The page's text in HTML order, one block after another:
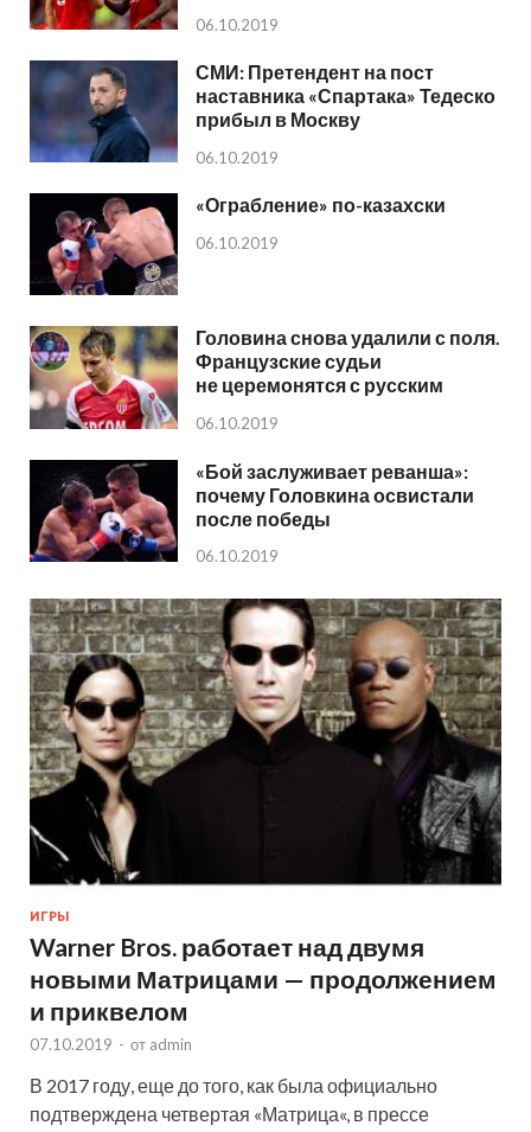
06.10.2019
СМИ: Претендент на пост
наставника «Спартака» Тедеско
прибыл в Москву
06.10.2019
«Ограбление» по-казахски
06.10.2019
Головина снова удалили с поля.
Французские судьи
не церемонятся с русским
06.10.2019
«Бой заслуживает реванша»:
почему Головкина освистали
после победы
06.10.2019
ИГРЫ
Warner Bros. работает над двумя
новыми Матрицами — продолжением
и приквелом
07.10.2019 - от admin
В 2017 году, еще до того, как была официально
подтверждена четвертая «Матрица«, в прессе